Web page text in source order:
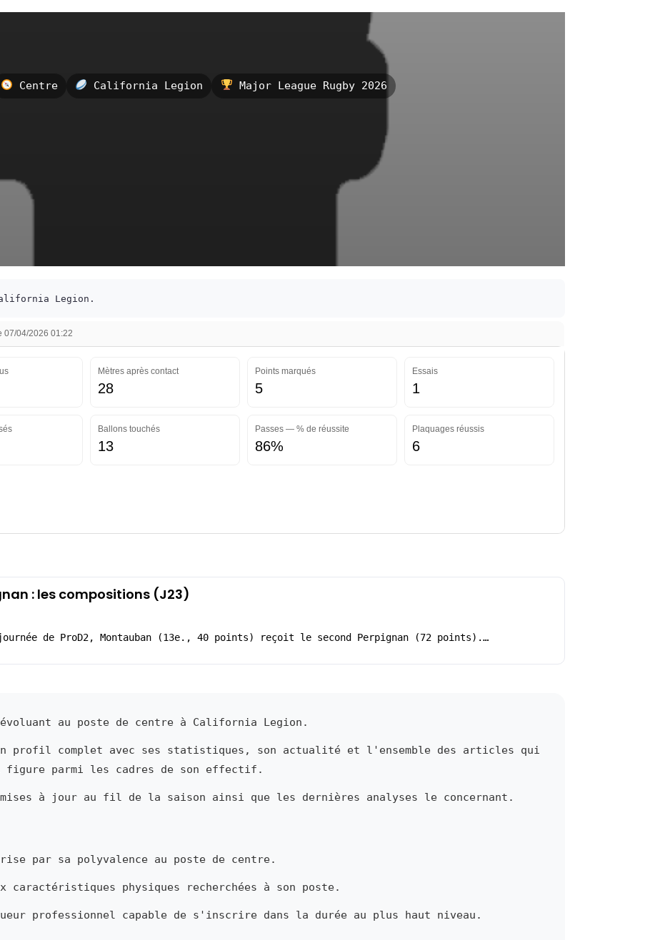
Centre California Legion Major League Rugby 2026
Legion.
04/2026 01:22
Mètres après contact
28
Points marqués
5
Essais
1
Ballons touchés
13
Passes — % de réussite
86%
Plaquages réussis
6
: les compositions (J23)
de ProD2, Montauban (13e., 40 points) reçoit le second Perpignan (72 points).…
au poste de centre à California Legion.
profil complet avec ses statistiques, son actualité et l'ensemble des articles qui
figure parmi les cadres de son effectif.
à jour au fil de la saison ainsi que les dernières analyses le concernant.
par sa polyvalence au poste de centre.
physiques recherchées à son poste.
professionnel capable de s'inscrire dans la durée au plus haut niveau.